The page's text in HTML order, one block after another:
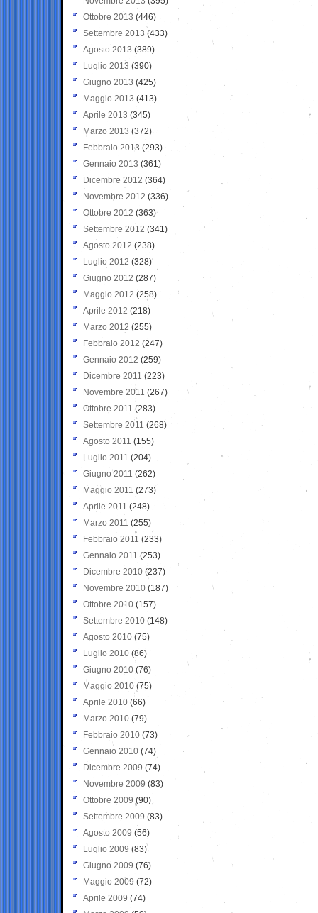
Ottobre 2013 (446)
Settembre 2013 (433)
Agosto 2013 (389)
Luglio 2013 (390)
Giugno 2013 (425)
Maggio 2013 (413)
Aprile 2013 (345)
Marzo 2013 (372)
Febbraio 2013 (293)
Gennaio 2013 (361)
Dicembre 2012 (364)
Novembre 2012 (336)
Ottobre 2012 (363)
Settembre 2012 (341)
Agosto 2012 (238)
Luglio 2012 (328)
Giugno 2012 (287)
Maggio 2012 (258)
Aprile 2012 (218)
Marzo 2012 (255)
Febbraio 2012 (247)
Gennaio 2012 (259)
Dicembre 2011 (223)
Novembre 2011 (267)
Ottobre 2011 (283)
Settembre 2011 (268)
Agosto 2011 (155)
Luglio 2011 (204)
Giugno 2011 (262)
Maggio 2011 (273)
Aprile 2011 (248)
Marzo 2011 (255)
Febbraio 2011 (233)
Gennaio 2011 (253)
Dicembre 2010 (237)
Novembre 2010 (187)
Ottobre 2010 (157)
Settembre 2010 (148)
Agosto 2010 (75)
Luglio 2010 (86)
Giugno 2010 (76)
Maggio 2010 (75)
Aprile 2010 (66)
Marzo 2010 (79)
Febbraio 2010 (73)
Gennaio 2010 (74)
Dicembre 2009 (74)
Novembre 2009 (83)
Ottobre 2009 (90)
Settembre 2009 (83)
Agosto 2009 (56)
Luglio 2009 (83)
Giugno 2009 (76)
Maggio 2009 (72)
Aprile 2009 (74)